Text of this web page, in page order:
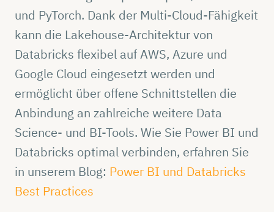
und PyTorch. Dank der Multi-Cloud-Fähigkeit
kann die Lakehouse-Architektur von
Databricks flexibel auf AWS, Azure und
Google Cloud eingesetzt werden und
ermöglicht über offene Schnittstellen die
Anbindung an zahlreiche weitere Data
Science- und BI-Tools. Wie Sie Power BI und
Databricks optimal verbinden, erfahren Sie
in unserem Blog: Power BI und Databricks
Best Practices